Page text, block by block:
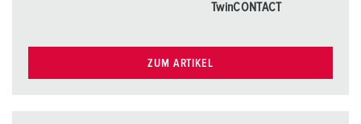
TwinCONTACT
ZUM ARTIKEL